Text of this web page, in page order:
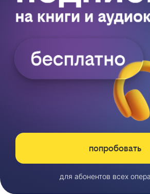
попробовать
для абонентов всех